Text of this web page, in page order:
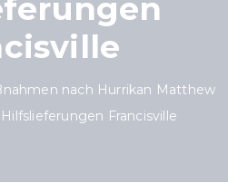
nach Hurrikan Matthew
Francisville